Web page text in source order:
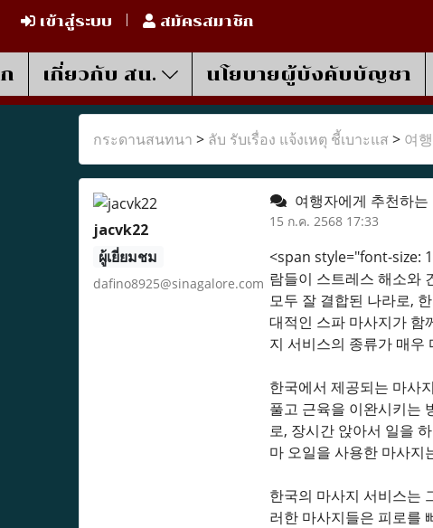
เข้าสู่ระบบ สมัครสมาชิก
เกี่ยวกับ สน. นโยบายผู้บังคับบัญชา
กระดานสนทนา > ลับ รับเรื่อง แจ้งเหตุ ชี้เบาะแส > 여
jacvk22
ผู้เยี่ยมชม
dafino8925@sinagalore.com
여행자에게 추천하
15 ก.ค. 2568 17:33
<span style="font-size:
람들이 스트레스 해소와
모두 잘 결합된 나라로,
대적인 스파 마사지가 함
지 서비스의 종류가 매우
한국에서 제공되는 마사
풀고 근육을 이완시키는
로, 장시간 앉아서 일을
마 오일을 사용한 마사지
한국의 마사지 서비스는
러한 마사지들은 피로를